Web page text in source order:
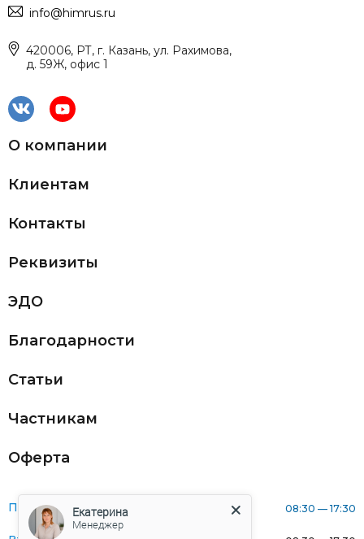
info@himrus.ru
420006, РТ, г. Казань, ул. Рахимова,
д. 59Ж, офис 1
О компании
Клиентам
Контакты
Реквизиты
ЭДО
Благодарности
Статьи
Частникам
Оферта
Понедельник: 08:30 — 17:30
Екатерина
Менеджер